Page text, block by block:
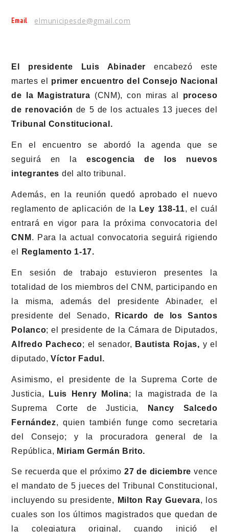
Email elmunicipesde@gmail.com
El presidente Luis Abinader encabezó este
martes el primer encuentro del Consejo Nacional
de la Magistratura (CNM), con miras al proceso
de renovación de 5 de los actuales 13 jueces del
Tribunal Constitucional.
En el encuentro se abordó la agenda que se
seguirá en la escogencia de los nuevos
integrantes del alto tribunal.
Además, en la reunión quedó aprobado el nuevo
reglamento de aplicación de la Ley 138-11, el cuál
entrará en vigor para la próxima convocatoria del
CNM . Para la actual convocatoria seguirá rigiendo
el
Reglamento 1-17.
En sesión de trabajo estuvieron presentes la
totalidad de los miembros del CNM, participando en
la misma, además del presidente Abinader, el
presidente del Senado,
Ricardo de los Santos
Polanco; el presidente de la Cámara de Diputados,
Alfredo Pacheco; el senador, Bautista Rojas, y el
diputado,Víctor Fadul.
Asimismo, el presidente de la Suprema Corte de
Justicia,
Luis Henry Molina; la magistrada de la
Suprema Corte de Justicia,
Nancy Salcedo
Fernández, quien también funge como secretaria
del Consejo; y la procuradora general de la
República, Miriam Germán Brito.
Se recuerda que el próximo 27 de diciembre vence
el mandato de 5 jueces del Tribunal Constitucional,
incluyendo su presidente,
Milton Ray Guevara, los
cuales son los últimos magistrados que quedan de
la colegiatura original, cuando inició el